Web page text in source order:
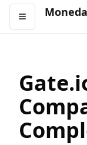
Abrir menú